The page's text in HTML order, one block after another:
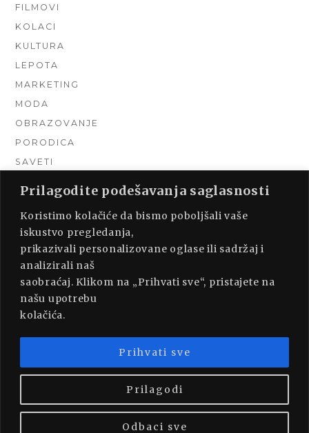
Prilagodite podešavanja saglasnosti
Koristimo kolačiće da bismo poboljšali vaše
iskustvo pregledanja,
prikazivali personalizovane oglase ili sadržaj i
analizirali naš
saobraćaj. Klikom na „Prihvati sve“, pristajete na
našu upotrebu
kolačića.
Prilagodi
Odbaci sve
Prihvati sve
FILMOVI
KOLACI
KULTURA
LEPOTA
MARKETING
MODA
OBRAZOVANJE
PORODICA
SAVETI
TURIZAM
UNCATEGORIZED
URADI SAM
UREĐENJE DOMA
ZDRAVLJE
PROUDLY POWERED BY WORDPRESS |THEME:
MUNSA LITE BY
FOXLAND